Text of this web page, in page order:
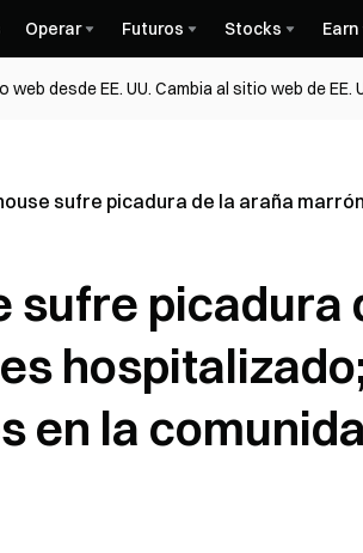
Operar Futuros Stocks Earn
desde EE. UU. Cambia al sitio web de
sufre picadura de la araña
sufre picadura
en la